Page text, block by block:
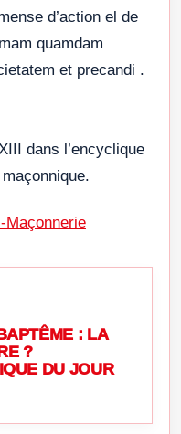
d’action el de
quamdam
et precandi .
dans l’encyclique
Maçonnerie
: LA
?
DU JOUR